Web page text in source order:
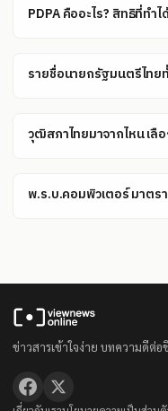
PDPA คืออะไร? สิทธิที่ทำ
รายชื่อนายกรัฐมนตรีไท
วุฒิสภาไทยมาจากไหน เ
พ.ร.บ.คอมพิวเตอร์ มาตร
ข่าวสารเข้าใจง่าย บทความดีต่อ